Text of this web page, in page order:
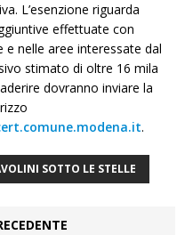
L’esenzione riguarda
effettuate con
nelle aree interessate dal
stimato di oltre 16 mila
dovranno inviare la
.
SOTTO LE STELLE